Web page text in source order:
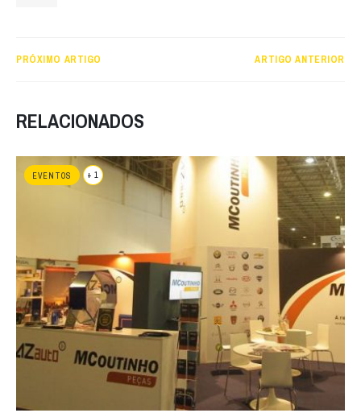
PRÓXIMO ARTIGO ARTIGO ANTERIOR
RELACIONADOS
EVENTOS + 1